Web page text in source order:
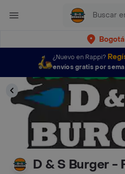
Bogotá
¿Nuevo en Rappi?
envíos gratis por
D & S Burger -